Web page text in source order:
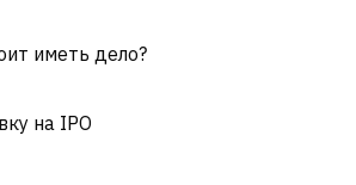
иметь дело?
на IPO